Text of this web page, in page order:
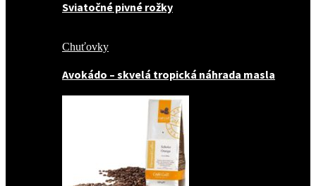
Sviatočné pivné rožky
Chuťovky
Avokádo – skvelá tropická náhrada masla